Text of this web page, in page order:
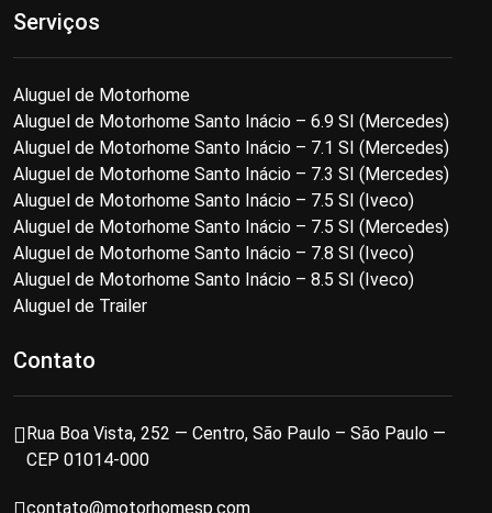
Serviços
Aluguel de Motorhome
Aluguel de Motorhome Santo Inácio – 6.9 SI (Mercedes)
Aluguel de Motorhome Santo Inácio – 7.1 SI (Mercedes)
Aluguel de Motorhome Santo Inácio – 7.3 SI (Mercedes)
Aluguel de Motorhome Santo Inácio – 7.5 SI (Iveco)
Aluguel de Motorhome Santo Inácio – 7.5 SI (Mercedes)
Aluguel de Motorhome Santo Inácio – 7.8 SI (Iveco)
Aluguel de Motorhome Santo Inácio – 8.5 SI (Iveco)
Aluguel de Trailer
Contato
Rua Boa Vista, 252 — Centro, São Paulo – São Paulo —
CEP 01014-000
contato@motorhomesp.com